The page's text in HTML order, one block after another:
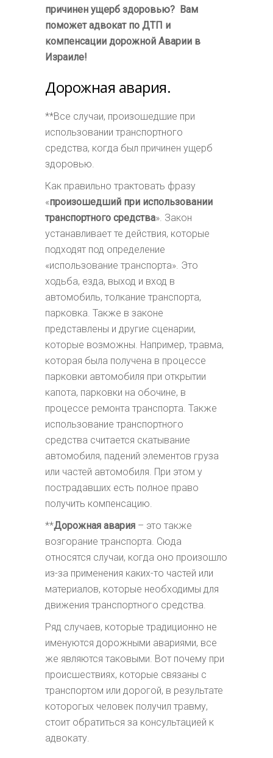
причинен ущерб здоровью? Вам
поможет адвокат по ДТП и
компенсации дорожной Аварии в
Израиле!
Дорожная авария.
**Все случаи, произошедшие при
использовании транспортного
средства, когда был причинен ущерб
здоровью.
Как правильно трактовать фразу
«произошедший при использовании
транспортного средства». Закон
устанавливает те действия, которые
подходят под определение
«использование транспорта». Это
ходьба, езда, выход и вход в
автомобиль, толкание транспорта,
парковка. Также в законе
представлены и другие сценарии,
которые возможны. Например, травма,
которая была получена в процессе
парковки автомобиля при открытии
капота, парковки на обочине, в
процессе ремонта транспорта. Также
использование транспортного
средства считается скатывание
автомобиля, падений элементов груза
или частей автомобиля. При этом у
пострадавших есть полное право
получить компенсацию.
**Дорожная авария – это также
возгорание транспорта. Сюда
относятся случаи, когда оно произошло
из-за применения каких-то частей или
материалов, которые необходимы для
движения транспортного средства.
Ряд случаев, которые традиционно не
именуются дорожными авариями, все
же являются таковыми. Вот почему при
происшествиях, которые связаны с
транспортом или дорогой, в результате
которогых человек получил травму,
стоит обратиться за консультацией к
адвокату.